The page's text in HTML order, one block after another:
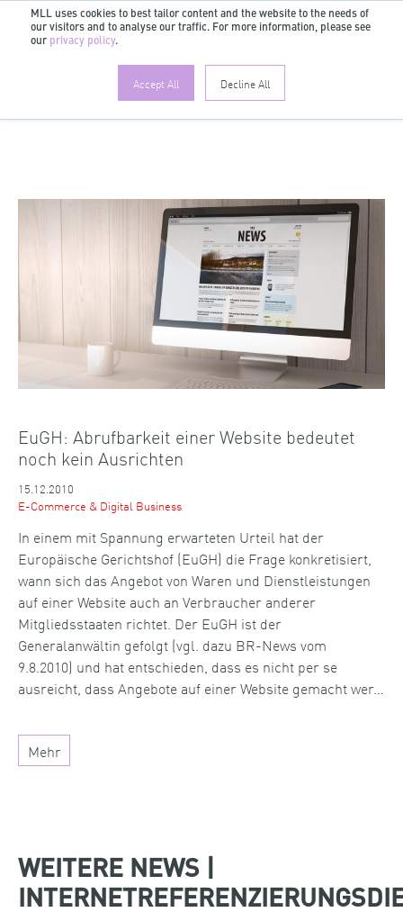
MLL uses cookies to best tailor content and the website to the needs of
our visitors and to analyse our traffic. For more information, please see
our privacy policy.
Accept All Decline All
DE
EuGH: Abrufbarkeit einer Website bedeutet
noch kein Ausrichten
15.12.2010
E-Commerce & Digital Business
In einem mit Spannung erwarteten Urteil hat der
Europäische Gerichtshof (EuGH) die Frage konkretisiert,
wann sich das Angebot von Waren und Dienstleistungen
auf einer Website auch an Verbraucher anderer
Mitgliedsstaaten richtet. Der EuGH ist der
Generalanwältin gefolgt (vgl. dazu BR-News vom
9.8.2010) und hat entschieden, dass es nicht per se
ausreicht, dass Angebote auf einer Website gemacht wer…
Mehr
WEITERE NEWS |